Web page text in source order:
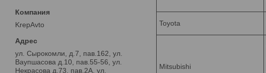
KrepAvto
ул. Сырокомли, д.7, пав.162, ул.
Ваупшасова д.10, пав.55-56, ул.
Некрасова д.73, пав.2А, ул.
Toyota
Mitsubishi